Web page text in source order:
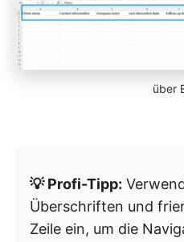
über
💡 Profi-Tipp:
Überschriften und
Zeile ein, um die